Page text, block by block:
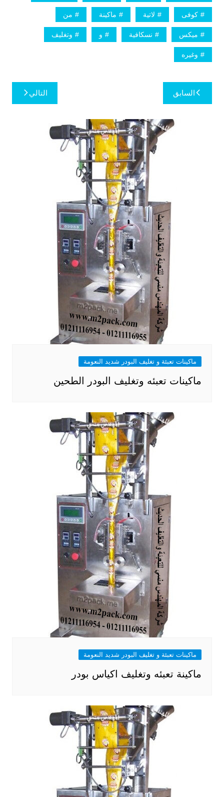
كوفى لاتية ماكينة من
ميكس نسكافية و وتغليف
وغيره
تصفّح
المقالات
السابق التالي
ماكينات تعبئة و تغليف البودر شديد النعومة
ماكينات تعبئه وتغليف البودر الطحين
ماكينات تعبئة و تغليف البودر شديد النعومة
ماكينة تعبئه وتغليف اكياس بودر